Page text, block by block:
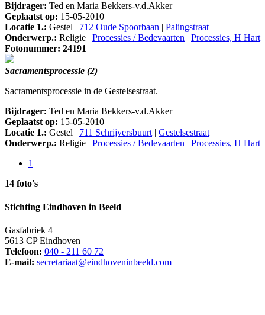
Bijdrager: Ted en Maria Bekkers-v.d.Akker
Geplaatst op: 15-05-2010
Locatie 1.: Gestel | 712 Oude Spoorbaan | Palingstraat
Onderwerp.: Religie | Processies / Bedevaarten | Processies, H Hart
Fotonummer: 24191
Sacramentsprocessie (2)
Sacramentsprocessie in de Gestelsestraat.
Bijdrager: Ted en Maria Bekkers-v.d.Akker
Geplaatst op: 15-05-2010
Locatie 1.: Gestel | 711 Schrijversbuurt| Gestelsestraat
Onderwerp.: Religie | Processies / Bedevaarten | Processies, H Hart
1
14 foto's
Stichting Eindhoven in Beeld
Gasfabriek 4
5613 CP Eindhoven
Telefoon: 040 - 211 60 72
E-mail: secretariaat@eindhoveninbeeld.com